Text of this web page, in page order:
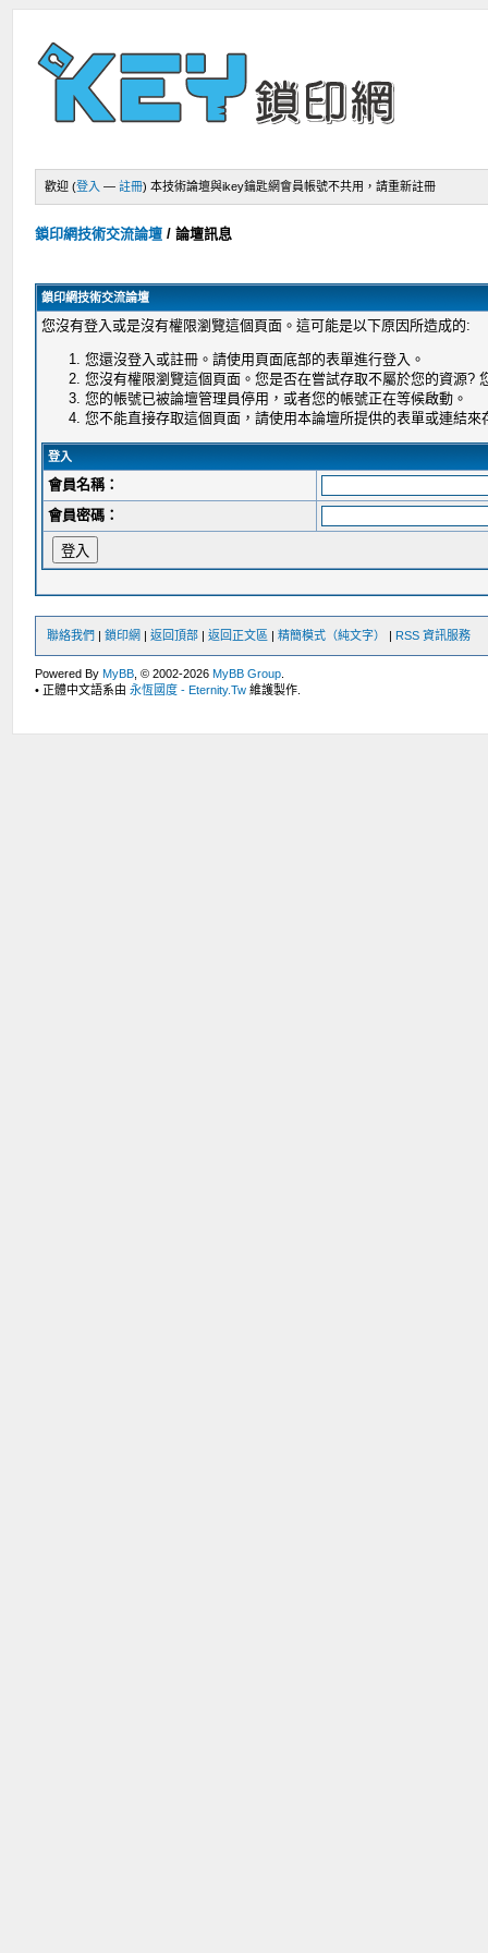
歡迎 (登入 —註冊) 本技術論壇與ikey鑰匙網會員帳號不共用，請重新註冊
鎖印網技術交流論壇 /論壇訊息
鎖印網技術交流論壇
您沒有登入或是沒有權限瀏覽這個頁面。這可能是以下原因所造成的:
您還沒登入或註冊。請使用頁面底部的表單進行登入。
您沒有權限瀏覽這個頁面。您是否在嘗試存取不屬於您的資源?
您的帳號已被論壇管理員停用，或者您的帳號正在等候啟動。
您不能直接存取這個頁面，請使用本論壇所提供的表單或連結來
登入
會員名稱：
會員密碼：
聯絡我們 |鎖印網 |返回頂部 |返回正文區 |精簡模式（純文字） | RSS 資訊服務
Powered ByMyBB , © 2002-2026MyBB Group
• 正體中文語系由永恆國度 - Eternity.Tw 維護製作.